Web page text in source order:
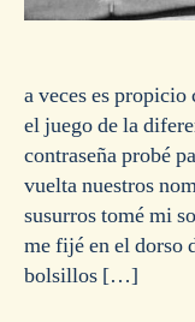
a veces es propicio
el juego de la
contraseña probé
vuelta nuestros
susurros tomé mi
me fijé en el dorso
bolsillos […]